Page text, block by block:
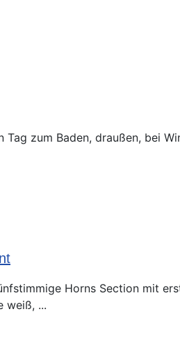
zum Baden, draußen, bei
Horns Section mit
weiß, ...